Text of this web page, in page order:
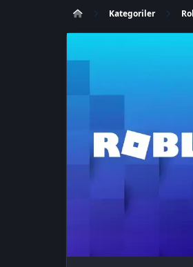
Kategoriler